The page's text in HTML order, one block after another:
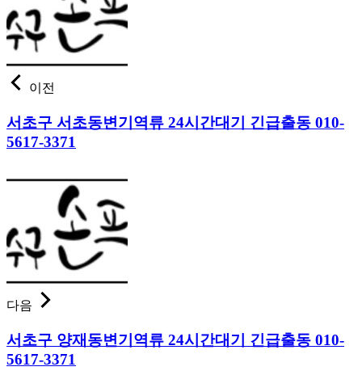
이전
서초구 서초동변기역류 24시간대기 긴급출동 010-
5617-3371
다음
서초구 양재동변기역류 24시간대기 긴급출동 010-
5617-3371